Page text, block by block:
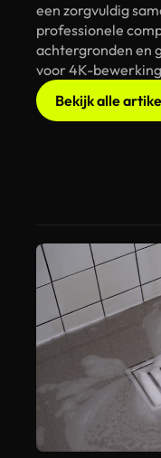
een zorgvuldig
professionele
achtergronden en
voor 4K-
Bekijk alle